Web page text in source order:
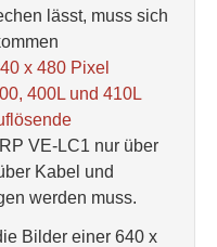
lässt, muss sich
x 480 Pixel
400L und 410L
VE-LC1 nur über
Kabel und
werden muss.
Bilder einer 640 x